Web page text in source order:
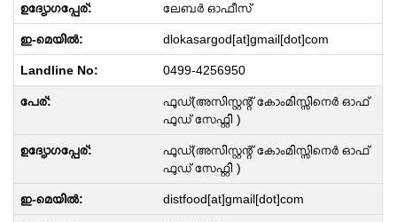
ലേബർ ഓഫീസ്
dlokasargod[at]gmail[dot]com
0499-4256950
ഫുഡ്(അസിസ്റ്റന്റ് കോംമിസ്സിനെർ ഓഫ്
ഫുഡ് സേഫ്റ്റി )
ഫുഡ്(അസിസ്റ്റന്റ് കോംമിസ്സിനെർ ഓഫ്
ഫുഡ് സേഫ്റ്റി )
distfood[at]gmail[dot]com